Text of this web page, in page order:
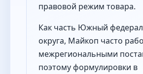
правовой режим товара.
Как часть Южный
округа, Майкоп часто
межрегиональными
поэтому формулировки в